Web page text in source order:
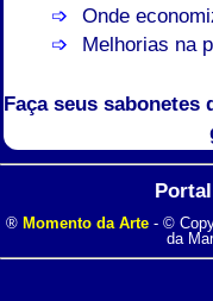
Onde
Melhorias na
Faça seus sabonetes
® Momento da Arte- ©
da